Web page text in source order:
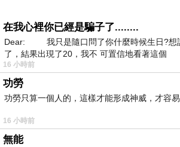
在我心裡你已經是騙子了........
Dear: 我只是隨口問了你什麼時候生日?想
了，結果出現了20，我不 可置信地看著這個
16 小時前
功勞
功勞只算一個人的，這樣才能形成神威，才容易
16 小時前
無能